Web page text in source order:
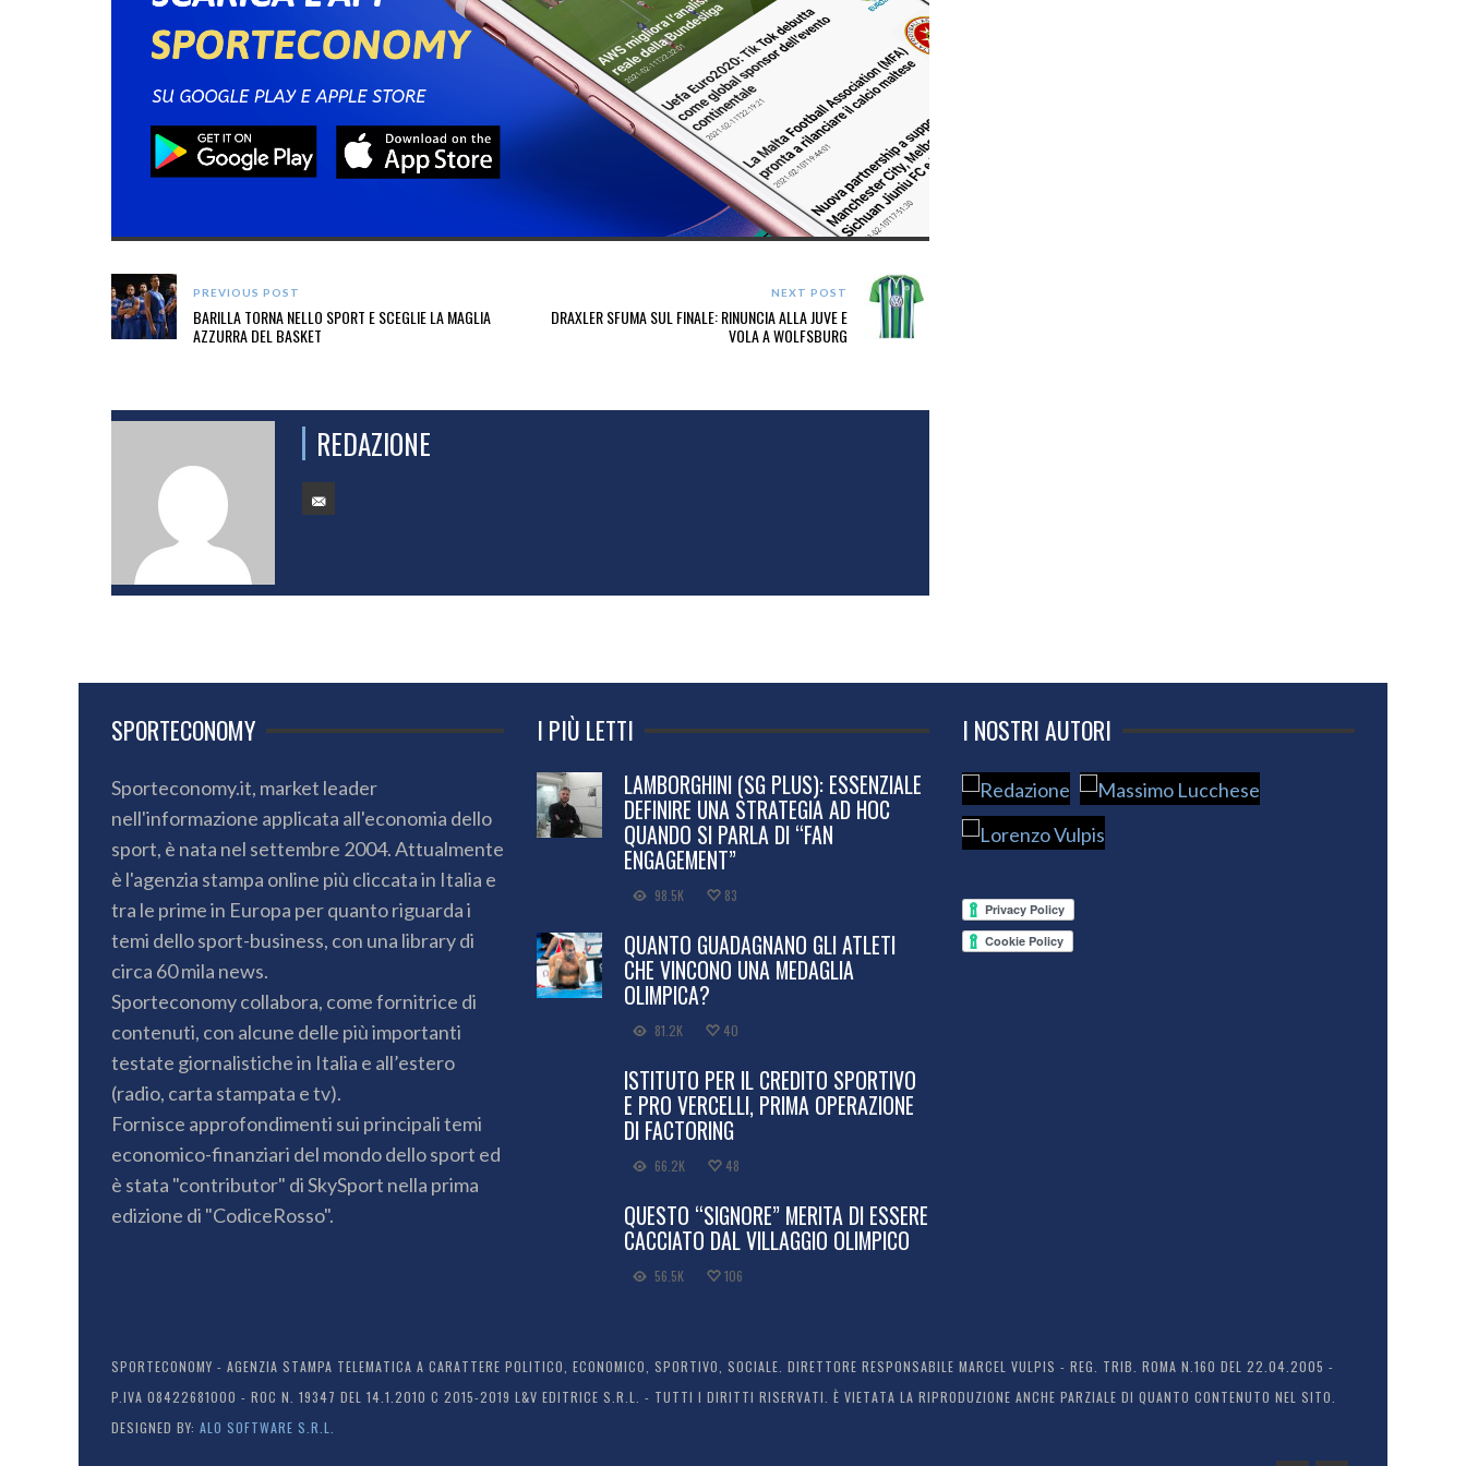
PREVIOUS POST
BARILLA TORNA NELLO SPORT E SCEGLIE LA MAGLIA
AZZURRA DEL BASKET
NEXT POST
DRAXLER SFUMA SUL FINALE: RINUNCIA ALLA JUVE E
VOLA A WOLFSBURG
REDAZIONE
SPORTECONOMY
Sporteconomy.it, market leader
nell'informazione applicata all'economia dello
sport, è nata nel settembre 2004. Attualmente
è l'agenzia stampa online più cliccata in Italia e
tra le prime in Europa per quanto riguarda i
temi dello sport-business, con una library di
circa 60 mila news.
Sporteconomy collabora, come fornitrice di
contenuti, con alcune delle più importanti
testate giornalistiche in Italia e all’estero
(radio, carta stampata e tv).
Fornisce approfondimenti sui principali temi
economico-finanziari del mondo dello sport ed
è stata "contributor" di SkySport nella prima
edizione di "CodiceRosso".
I PIÙ LETTI
LAMBORGHINI (SG PLUS): ESSENZIALE
DEFINIRE UNA STRATEGIA AD HOC
QUANDO SI PARLA DI “FAN
ENGAGEMENT”
98.5K 83
QUANTO GUADAGNANO GLI ATLETI
CHE VINCONO UNA MEDAGLIA
OLIMPICA?
81.2K 40
ISTITUTO PER IL CREDITO SPORTIVO
E PRO VERCELLI, PRIMA OPERAZIONE
DI FACTORING
66.2K 48
QUESTO “SIGNORE” MERITA DI ESSERE
CACCIATO DAL VILLAGGIO OLIMPICO
56.5K 106
I NOSTRI AUTORI
SPORTECONOMY - AGENZIA STAMPA TELEMATICA A CARATTERE POLITICO, ECONOMICO, SPORTIVO, SOCIALE. DIRETTORE RESPONSABILE MARCEL VULPIS - REG. TRIB. ROMA N.160 DEL 22.04.2005 -
P.IVA 08422681000 - ROC N. 19347 DEL 14.1.2010 C 2015-2019 L&V EDITRICE S.R.L. - TUTTI I DIRITTI RISERVATI. È VIETATA LA RIPRODUZIONE ANCHE PARZIALE DI QUANTO CONTENUTO NEL SITO.
DESIGNED BY: ALO SOFTWARE S.R.L.